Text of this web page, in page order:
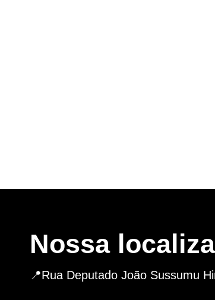
Nossa
📍Rua Deputado João Sussumu